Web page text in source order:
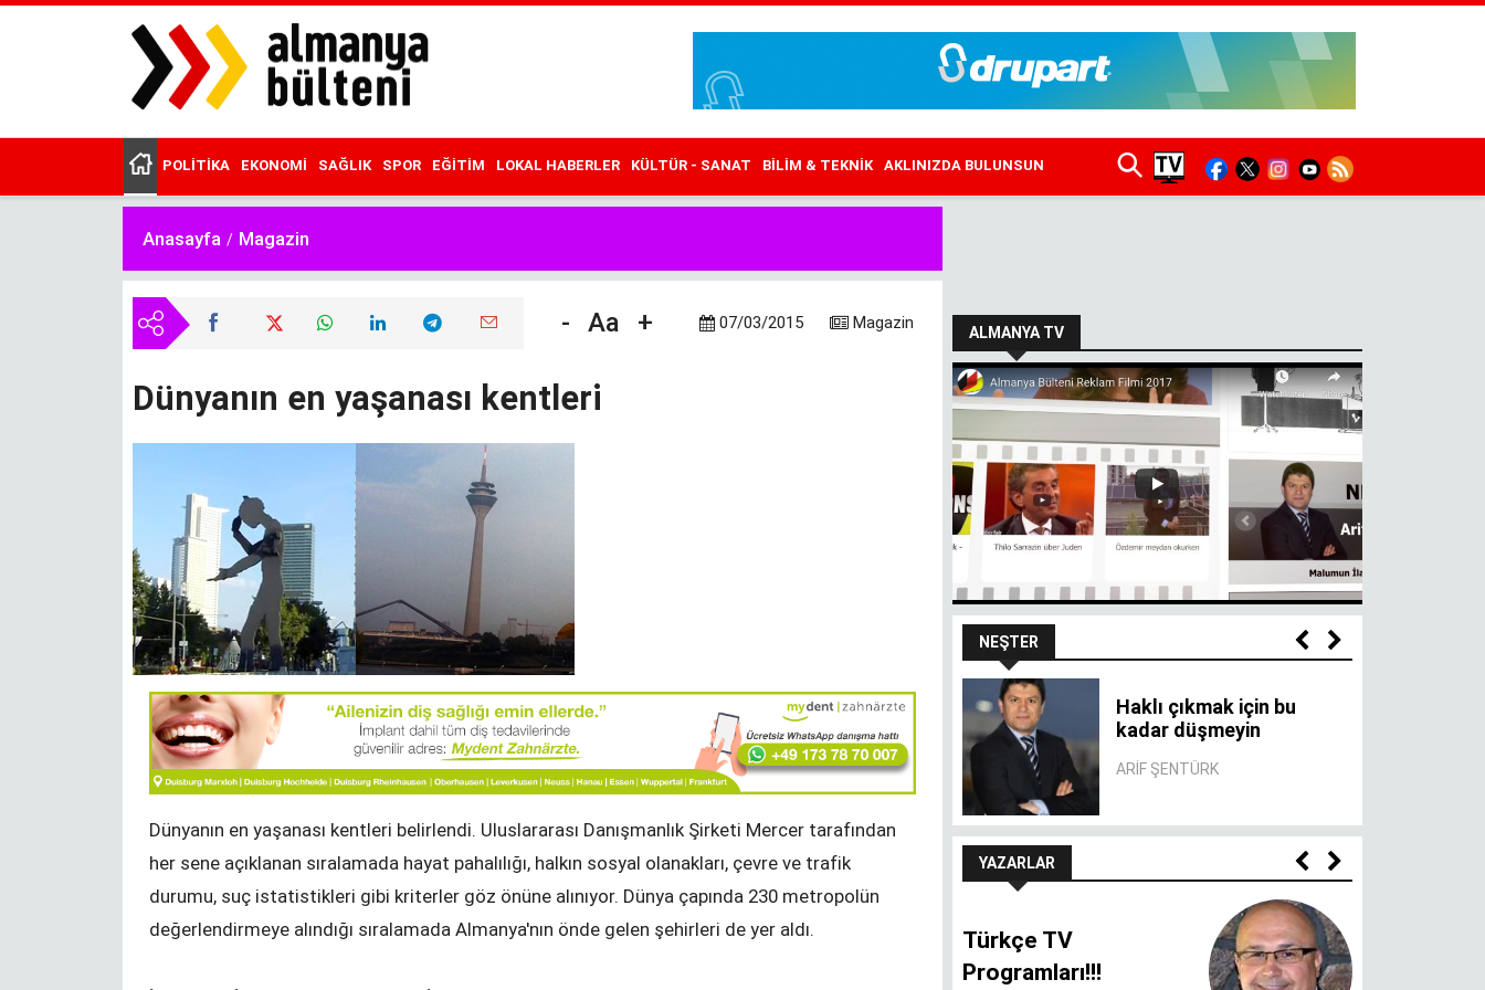
Main
menu
POLITIKA EKONOMI SAĞLIK SPOR EĞITIM LOKAL HABERLER KÜLTÜR - SANAT BILIM & TEKNIK AKLINIZDA BULUNSUN
Anasayfa Magazin
- Aa + 07/03/2015 Magazin
Dünyanın en yaşanası kentleri
Dünyanın en yaşanası kentleri belirlendi. Uluslararası Danışmanlık Şirketi Mercer tarafından
her sene açıklanan sıralamada hayat pahalılığı, halkın sosyal olanakları, çevre ve trafik
durumu, suç istatistikleri gibi kriterler göz önüne alınıyor. Dünya çapında 230 metropolün
değerlendirmeye alındığı sıralamada Almanya'nın önde gelen şehirleri de yer aldı.
ALMANYA TV
NEŞTER
Çakallığın farkındayız
ARIF ŞENTÜRK
100 yaşındaki
devletten 18’lik
delikanlı refleksi
ARIF ŞENTÜRK
Haklı çıkmak için bu
kadar düşmeyin
ARIF ŞENTÜRK
YAZARLAR
Türkçe TV
Programları!!!